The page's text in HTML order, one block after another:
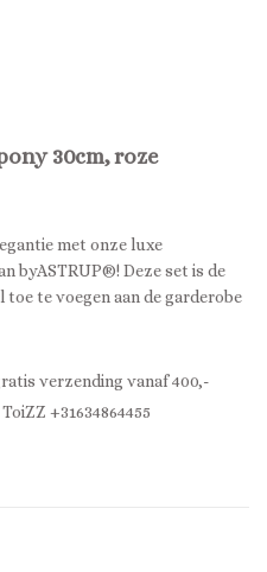
30cm, roze
met onze luxe
byASTRUP®! Deze set is de
te voegen aan de garderobe
verzending vanaf 400,-
+31634864455